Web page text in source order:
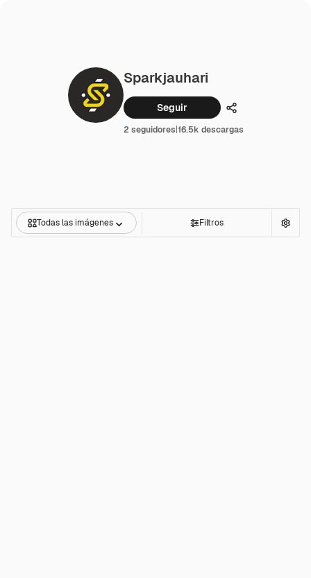
Sparkjauhari
Seguir Compartir
2 seguidores|16.5k descargas
Todas las imágenes Filtros